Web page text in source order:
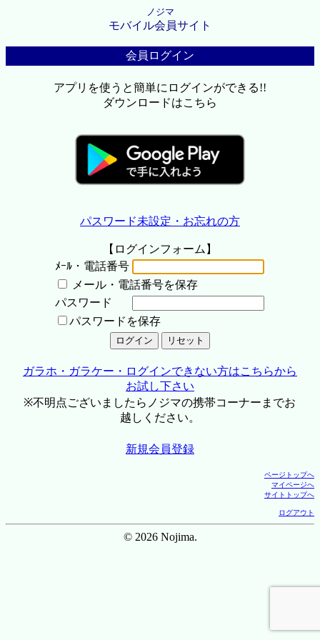
ノジマ
モバイル会員サイト
会員ログイン
アプリを使うと簡単にログインができる!!
ダウンロードはこちら
パスワード未設定・お忘れの方
【ログインフォーム】
ﾒｰﾙ・電話番号
メール・電話番号を保存
パスワード
パスワードを保存
ガラホ・ガラケー・ログインできない方はこちらから
お試し下さい
※不明点ございましたらノジマの携帯コーナーまでお
越しください。
新規会員登録
ページトップへ
マイページへ
サイトトップへ
ログアウト
© 2026 Nojima.